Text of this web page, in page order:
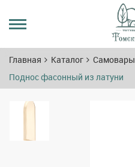
Главная Каталог
Самовары
Поднос фасонный из латуни